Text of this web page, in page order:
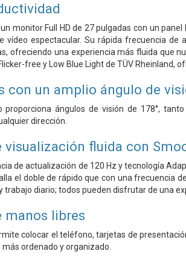
un monitor Full HD de 27 pulgadas con un
vídeo espectacular. Su rápida frecuencia
ofreciendo una experiencia más fluida que
free y Low Blue Light de TÜV Rheinland,
con un amplio ángulo de
proporciona ángulos de visión de 178°,
dirección.
visualización fluida con
de actualización de 120 Hz y tecnología
el doble de rápido que con una frecuencia
trabajo diario; todos pueden disfrutar de una
manos libres
colocar el teléfono, tarjetas de
ordenado y organizado.